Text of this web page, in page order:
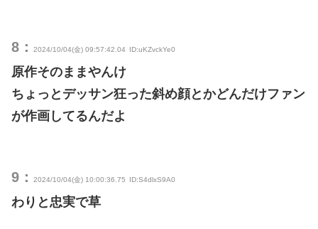
8： 2024/10/04(金) 09:57:42.04 ID:uKZvckYe0
原作そのままやんけ
ちょっとデッサン狂った斜め顔とかどんだけファン
が作画してるんだよ
9： 2024/10/04(金) 10:00:36.75 ID:S4dlxS9A0
わりと忠実で草